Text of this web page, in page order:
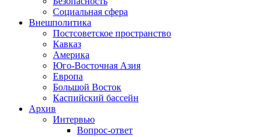
Социальная сфера
Внешполитика
Постсоветское пространство
Кавказ
Америка
Юго-Восточная Азия
Европа
Большой Восток
Каспийский бассейн
Архив
Интервью
Вопрос-ответ